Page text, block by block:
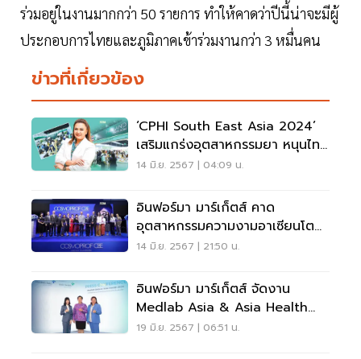
ร่วมอยู่ในงานมากกว่า 50 รายการ ทำให้คาดว่าปีนี้น่าจะมีผู้
ประกอบการไทยและภูมิภาคเข้าร่วมงานกว่า 3 หมื่นคน
ข่าวที่เกี่ยวข้อง
‘CPHI South East Asia 2024’
เสริมแกร่งอุตสาหกรรมยา หนุนไทย
สู่ Medical Hub
14 มิ.ย. 2567 | 04:09 น.
อินฟอร์มา มาร์เก็ตส์ คาด
อุตสาหกรรมความงามอาเซียนโต
11%
14 มิ.ย. 2567 | 21:50 น.
อินฟอร์มา มาร์เก็ตส์ จัดงาน
Medlab Asia & Asia Health
2024 ดันไทยสู่ Medical Hub
19 มิ.ย. 2567 | 06:51 น.